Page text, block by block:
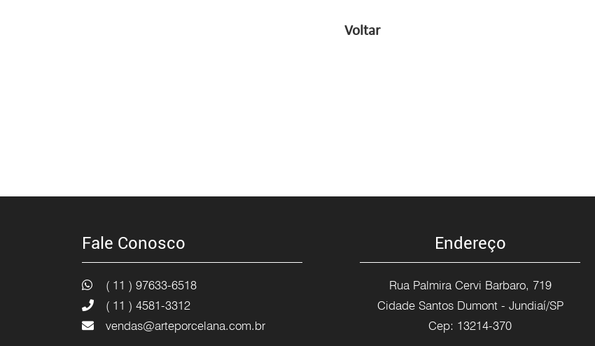
Voltar
Fale Conosco
( 11 ) 97633-6518
( 11 ) 4581-3312
vendas@arteporcelana.com.br
Endereço
Rua Palmira Cervi Barbaro, 719
Cidade Santos Dumont - Jundiaí/SP
Cep: 13214-370